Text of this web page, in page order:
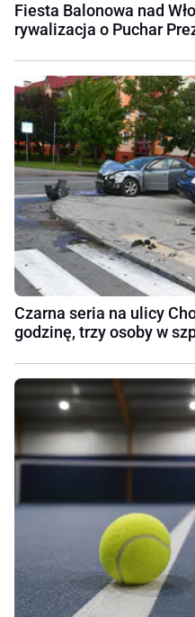
Fiesta Balonowa nad
rywalizacja o Puchar
Czarna seria na ulicy
godzinę, trzy osoby w